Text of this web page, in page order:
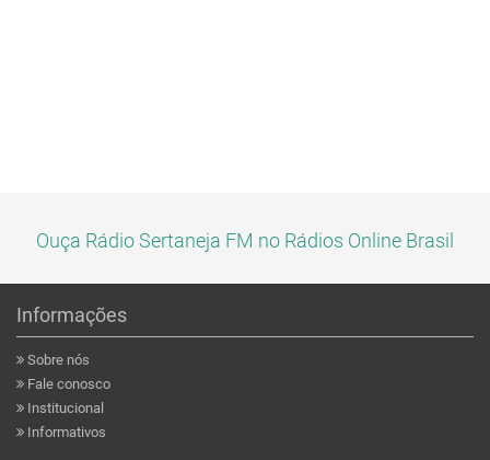
Ouça Rádio Sertaneja FM no Rádios Online Brasil
Informações
Sobre nós
Fale conosco
Institucional
Informativos